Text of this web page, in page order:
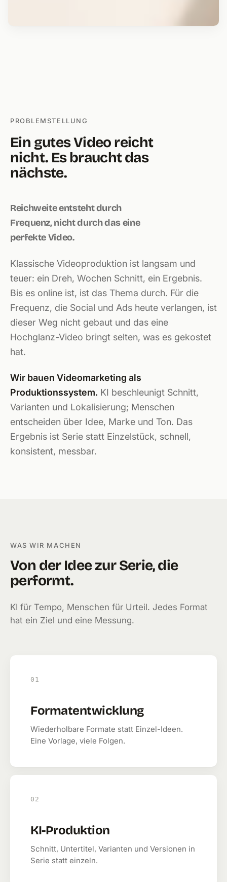
PROBLEMSTELLUNG
Ein gutes Video reicht
nicht. Es braucht das
nächste.
Reichweite entsteht durch
Frequenz, nicht durch das eine
perfekte Video.
Klassische Videoproduktion ist langsam und
teuer: ein Dreh, Wochen Schnitt, ein Ergebnis.
Bis es online ist, ist das Thema durch. Für die
Frequenz, die Social und Ads heute verlangen, ist
dieser Weg nicht gebaut und das eine
Hochglanz-Video bringt selten, was es gekostet
hat.
Wir bauen Videomarketing als
Produktionssystem. KI beschleunigt Schnitt,
Varianten und Lokalisierung; Menschen
entscheiden über Idee, Marke und Ton. Das
Ergebnis ist Serie statt Einzelstück, schnell,
konsistent, messbar.
WAS WIR MACHEN
Von der Idee zur Serie, die
performt.
KI für Tempo, Menschen für Urteil. Jedes Format
hat ein Ziel und eine Messung.
01
Formatentwicklung
Wiederholbare Formate statt Einzel-Ideen.
Eine Vorlage, viele Folgen.
02
KI-Produktion
Schnitt, Untertitel, Varianten und Versionen in
Serie statt einzeln.